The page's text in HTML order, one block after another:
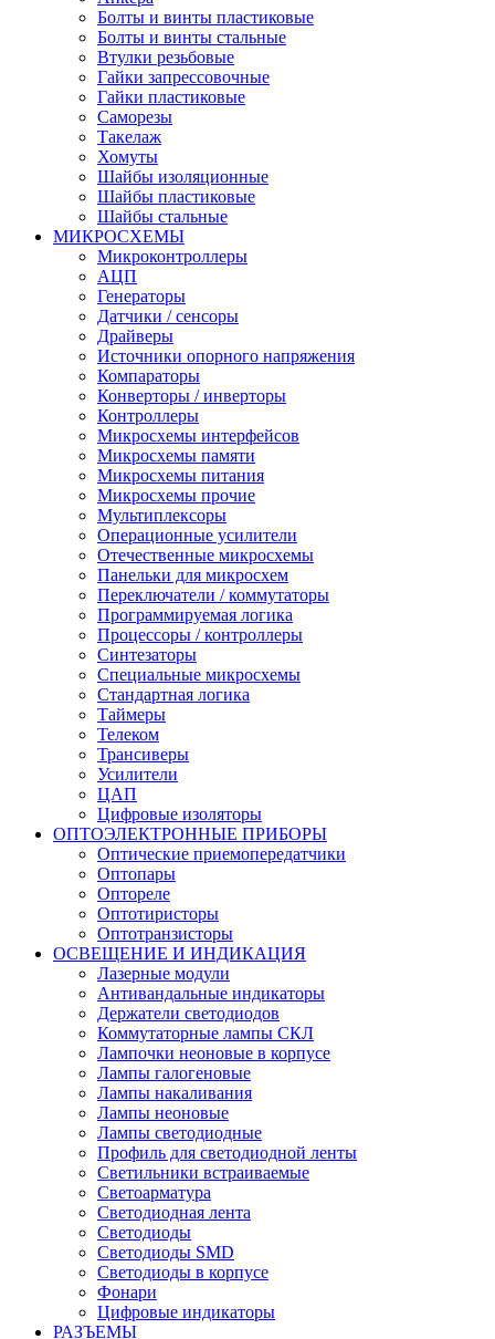
Болты и винты пластиковые
Болты и винты стальные
Втулки резьбовые
Гайки запрессовочные
Гайки пластиковые
Саморезы
Такелаж
Хомуты
Шайбы изоляционные
Шайбы пластиковые
Шайбы стальные
МИКРОСХЕМЫ
Микроконтроллеры
АЦП
Генераторы
Датчики / сенсоры
Драйверы
Источники опорного напряжения
Компараторы
Конверторы / инверторы
Контроллеры
Микросхемы интерфейсов
Микросхемы памяти
Микросхемы питания
Микросхемы прочие
Мультиплексоры
Операционные усилители
Отечественные микросхемы
Панельки для микросхем
Переключатели / коммутаторы
Программируемая логика
Процессоры / контроллеры
Синтезаторы
Специальные микросхемы
Стандартная логика
Таймеры
Телеком
Трансиверы
Усилители
ЦАП
Цифровые изоляторы
ОПТОЭЛЕКТРОННЫЕ ПРИБОРЫ
Оптические приемопередатчики
Оптопары
Оптореле
Оптотиристоры
Оптотранзисторы
ОСВЕЩЕНИЕ И ИНДИКАЦИЯ
Лазерные модули
Антивандальные индикаторы
Держатели светодиодов
Коммутаторные лампы СКЛ
Лампочки неоновые в корпусе
Лампы галогеновые
Лампы накаливания
Лампы неоновые
Лампы светодиодные
Профиль для светодиодной ленты
Светильники встраиваемые
Светоарматура
Светодиодная лента
Светодиоды
Светодиоды SMD
Светодиоды в корпусе
Фонари
Цифровые индикаторы
РАЗЪЕМЫ